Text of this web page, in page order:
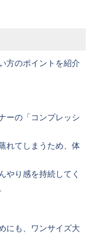
方のポイントを紹介
ーの「コンプレッシ
れてしまうため、体
やり感を持続してく
にも、ワンサイズ大